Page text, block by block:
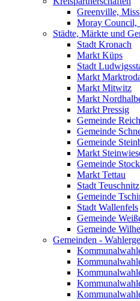
Greenville,
Moray Council,
Städte, Märkte und
Stadt Kronach
Markt Küps
Stadt
Markt
Markt Mitwitz
Markt
Markt Pressig
Gemeinde
Gemeinde
Gemeinde
Markt
Gemeinde
Markt Tettau
Stadt Teuschnitz
Gemeinde
Stadt Wallenfels
Gemeinde
Gemeinde
Gemeinden -